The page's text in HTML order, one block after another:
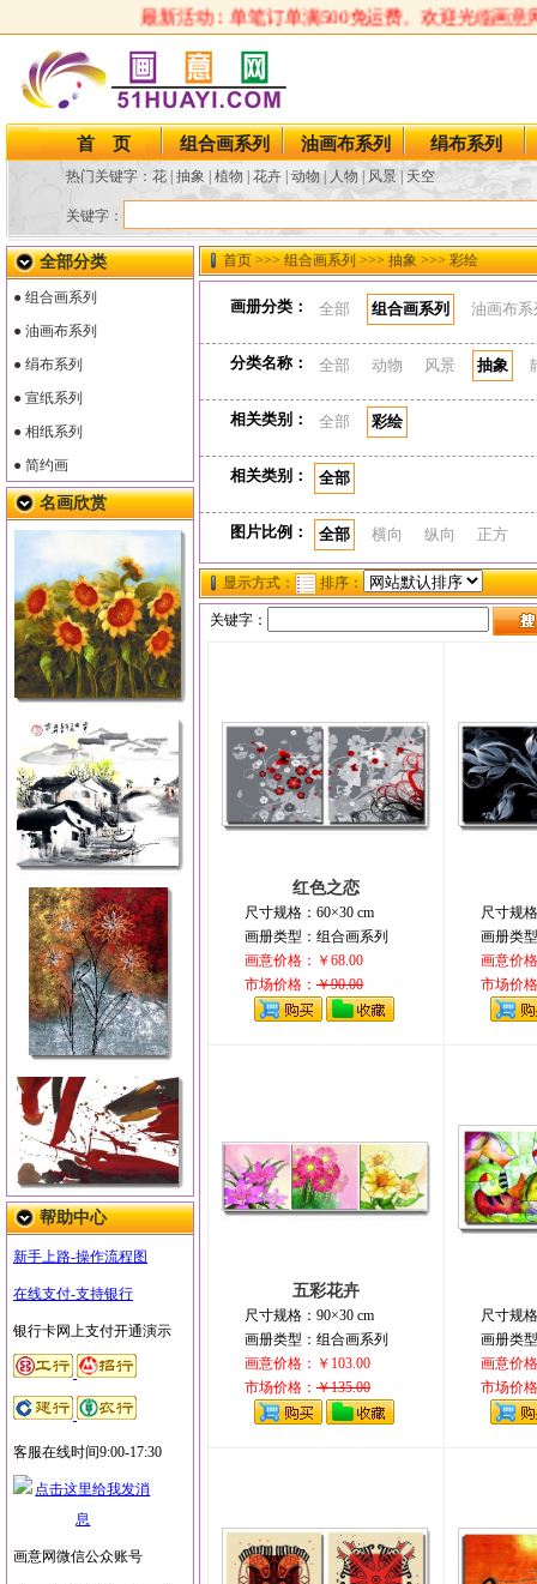
最新活动：单笔订单满500免运费。欢迎光临画意网
首 页 组合画系列 油画布系列 绢布系列
热门关键字： 花 抽象 植物 花卉 动物 人物 风景 天空
关键字：
首页>>> 组合画系列 >>> 抽象 >>> 彩绘
画册分类： 全部 组合画系列 油画布系
分类名称： 全部 动物 风景 抽象
相关类别： 全部 彩绘
相关类别： 全部
图片比例： 全部 横向 纵向 正方
显示方式： 排序：
关键字：
红色之恋
尺寸规格：60×30 cm
画册类型：组合画系列
画意价格：￥68.00
市场价格： ￥90.00
尺寸规
画册类
画意价
市场价
五彩花卉
尺寸规格：90×30 cm
画册类型：组合画系列
画意价格：￥103.00
市场价格： ￥135.00
尺寸规
画册类
画意价
市场价
全部分类
● 组合画系列
● 油画布系列
● 绢布系列
● 宣纸系列
● 相纸系列
● 简约画
名画欣赏
帮助中心
新手上路-操作流程图
在线支付-支持银行
银行卡网上支付开通演示
客服在线时间9:00-17:30
画意网微信公众账号